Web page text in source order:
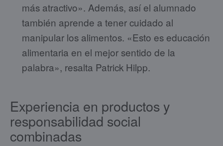
más atractivo». Además, así el alumnado
también aprende a tener cuidado al
manipular los alimentos. «Esto es educación
alimentaria en el mejor sentido de la
palabra», resalta Patrick Hilpp.
Experiencia en productos y
responsabilidad social
combinadas